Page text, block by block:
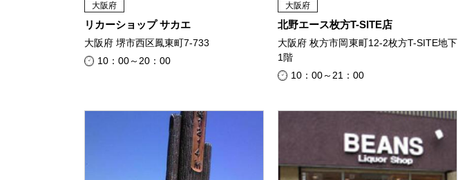
大阪府
リカーショップ サカエ
大阪府 堺市西区鳳東町7-733
10：00～20：00
大阪府
北野エース枚方T-SITE店
大阪府 枚方市岡東町12-2枚方T-SITE地下
1階
10：00～21：00